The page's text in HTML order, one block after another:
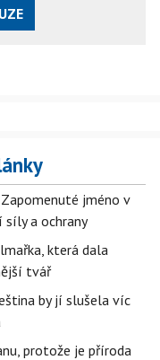
jméno v
síly a ochrany
která dala
tvář
by jí slušela víc
protože je příroda